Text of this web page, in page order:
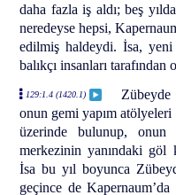
daha fazla iş aldı; beş
neredeyse hepsi,
edilmiş haldeydi. İsa, yeni
balıkçı insanları
129:1.4 (1420.1)
onun gemi yapım
üzerinde bulunup, onun
merkezinin yanındaki göl
İsa bu yıl boyunca
geçince de